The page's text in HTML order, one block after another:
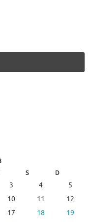
S D
3 4
5
10 11
12
17 18
19